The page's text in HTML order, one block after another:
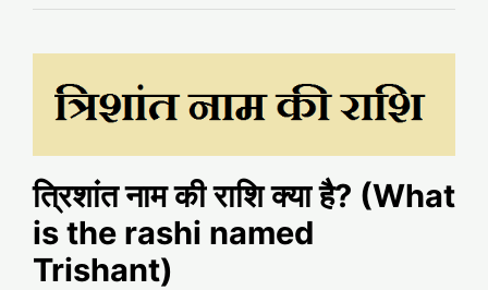
त्रिशांत नाम की राशि क्या है? (What
is the rashi named
Trishant)